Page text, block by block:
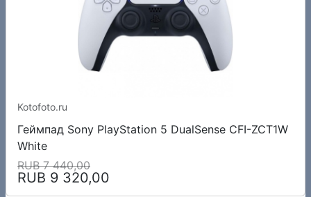
Kotofoto.ru
Геймпад Sony PlayStation 5 DualSense CFI-ZCT1W
White
RUB 7 440,00
RUB 9 320,00